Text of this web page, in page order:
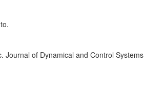
Journal of Dynamical and Control Systems